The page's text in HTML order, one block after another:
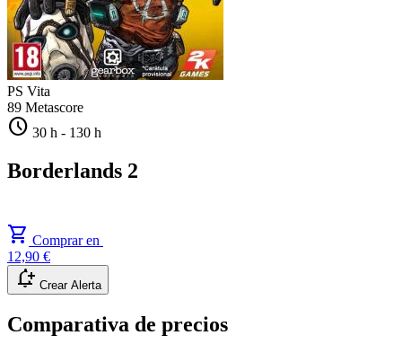
PS Vita
89 Metascore
schedule 30 h - 130 h
Borderlands 2
shopping_cart Comprar en
12,90 €
notification_add Crear Alerta
Comparativa de precios